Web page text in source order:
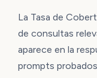
La Tasa de
de consultas
aparece en la
prompts probados.